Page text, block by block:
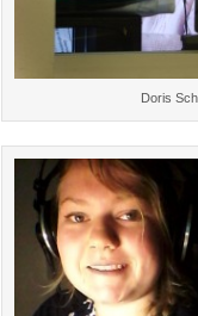
Doris